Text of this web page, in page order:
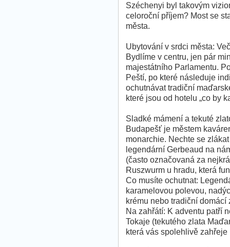
Széchenyi byl takovým
celoroční příjem? Most se
města.
Ubytování v srdci města:
Bydlíme v centru, jen pár
majestátního Parlamentu.
Peští, po které následuje
ochutnávat tradiční
které jsou od hotelu „co by
Sladké mámení a tekuté
Budapešť je městem
monarchie. Nechte se
legendární Gerbeaud na
(často označovaná za
Ruszwurm u hradu, která
Co musíte ochutnat:
karamelovou polevou,
krému nebo tradiční domácí
Na zahřátí: K adventu patří
Tokaje (tekutého zlata
která vás spolehlivě